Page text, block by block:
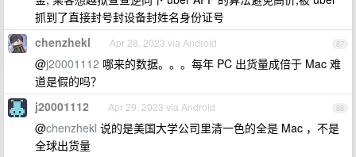
抓到了直接封号封设备封姓名身份证号
87
chenzhekl Apr 28, 2023 via Android
@j20001112 哪来的数据。。。每年 PC 出货量成倍于 Mac 难
道是假的吗？
88
j20001112 Apr 29, 2023 via Android
@chenzhekl 说的是美国大学公司里清一色的全是 Mac ，不是
全球出货量